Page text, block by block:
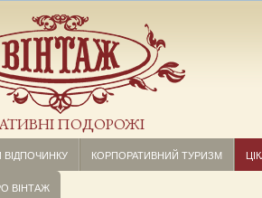
ПОДОРОЖІ
ВІДПОЧИНКУ КОРПОРАТИВНИЙ ТУРИЗМ
ВІНТАЖ